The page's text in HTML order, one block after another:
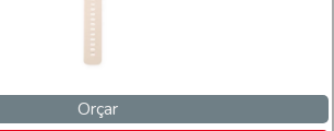
Orçar